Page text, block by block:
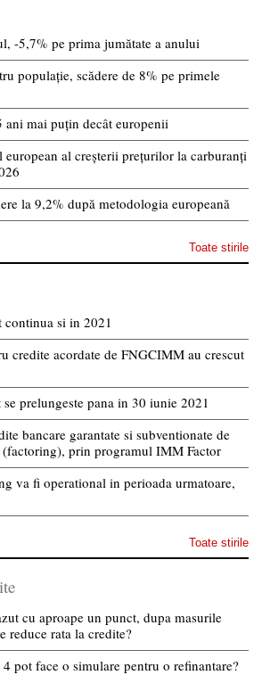
-5,7% pe prima jumătate a anului
populație, scădere de 8% pe primele
ani mai puțin decât europenii
european al creșterii prețurilor la carburanți
la 9,2% după metodologia europeană
Toate stirile
si in 2021
credite acordate de FNGCIMM au crescut
prelungeste pana in 30 iunie 2021
bancare garantate si subventionate de
prin programul IMM Factor
va fi operational in perioada urmatoare,
Toate stirile
cu aproape un punct, dupa masurile
reduce rata la credite?
pot face o simulare pentru o refinantare?